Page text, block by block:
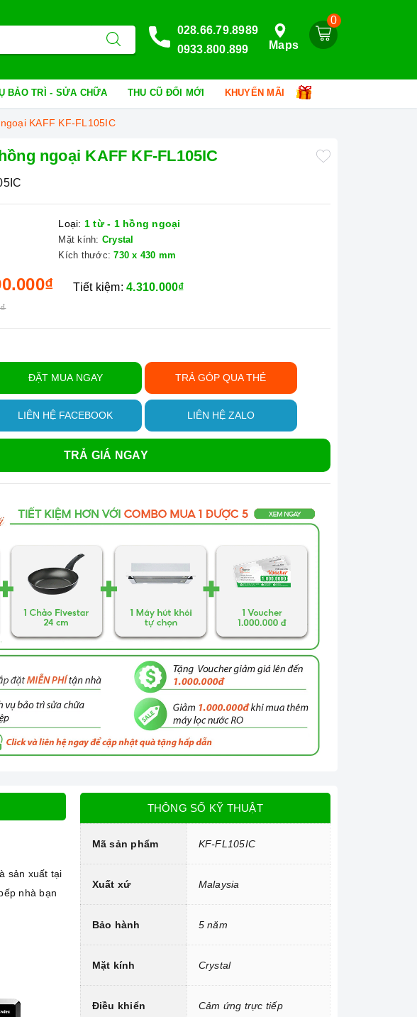
0
Maps
028.66.79.8989
0933.800.899
BẢO TRÌ - SỬA CHỮA THU CŨ ĐỔI MỚI KHUYẾN MÃI
KAFF KF-FL105IC
ngoại KAFF KF-FL105IC
Loại: 1 từ - 1 hồng ngoại
Mặt kính: Crystal
Kích thước: 730 x 430 mm
Tiết kiệm:4.310.000₫
ĐẶT MUA NGAY TRẢ GÓP QUA THẺ
LIÊN HỆ FACEBOOK LIÊN HỆ ZALO
TRẢ GIÁ NGAY
sản xuất tại
nhà bạn
THÔNG SỐ KỸ THUẬT
Mã sản phẩm KF-FL105IC
Xuất xứ Malaysia
Bảo hành 5 năm
Mặt kính Crystal
Điều khiển Cảm ứng trực tiếp